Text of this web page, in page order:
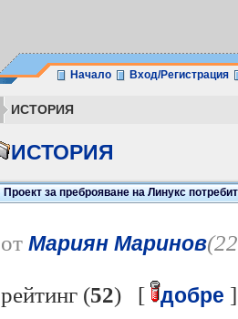
Начало Вход/Регистрация
ИСТОРИЯ
ИСТОРИЯ
Проект за преброяване на Линукс
от Мариян Маринов
рейтинг (52) [ добре